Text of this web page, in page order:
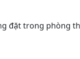
đặt trong phòng